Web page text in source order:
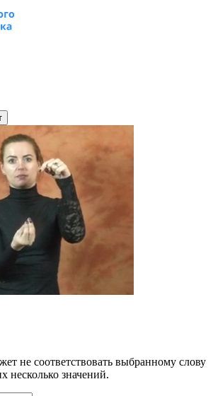
не соответствовать выбранному слову
несколько значений.